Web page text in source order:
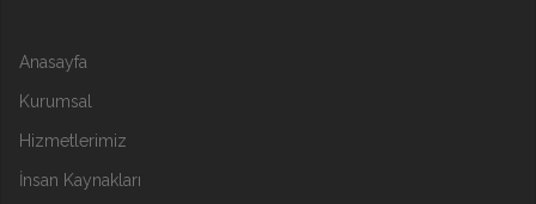
Anasayfa
Kurumsal
Hizmetlerimiz
İnsan Kaynakları